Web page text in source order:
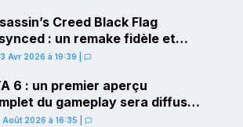
Creed Black Flag
: un remake fidèle et
confirmé pour juillet sur
Avr 2026 à 19:39
6 : un premier aperçu
du gameplay sera diffusé
ci, avec une avant-
Août 2026 à 16:35